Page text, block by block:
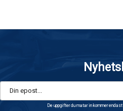
De uppgifter du matar in kommer